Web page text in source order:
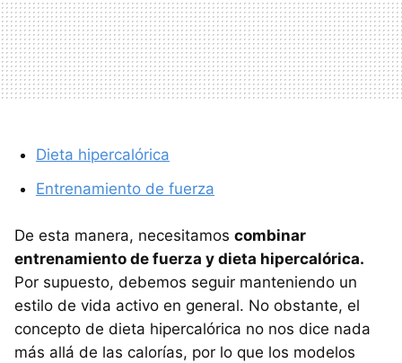
Dieta hipercalórica
Entrenamiento de fuerza
De esta manera, necesitamos combinar
entrenamiento de fuerza y dieta hipercalórica.
Por supuesto, debemos seguir manteniendo un
estilo de vida activo en general. No obstante, el
concepto de dieta hipercalórica no nos dice nada
más allá de las calorías, por lo que los modelos